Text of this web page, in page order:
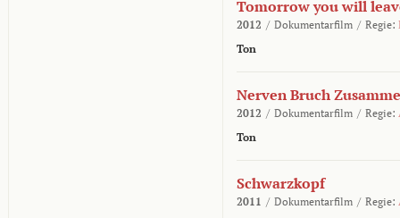
Tomorrow you will
2012 / Dokumentarfilm / Regie:
Ton
Nerven Bruch
2012 / Dokumentarfilm / Regie:
Ton
Schwarzkopf
2011 / Dokumentarfilm / Regie: